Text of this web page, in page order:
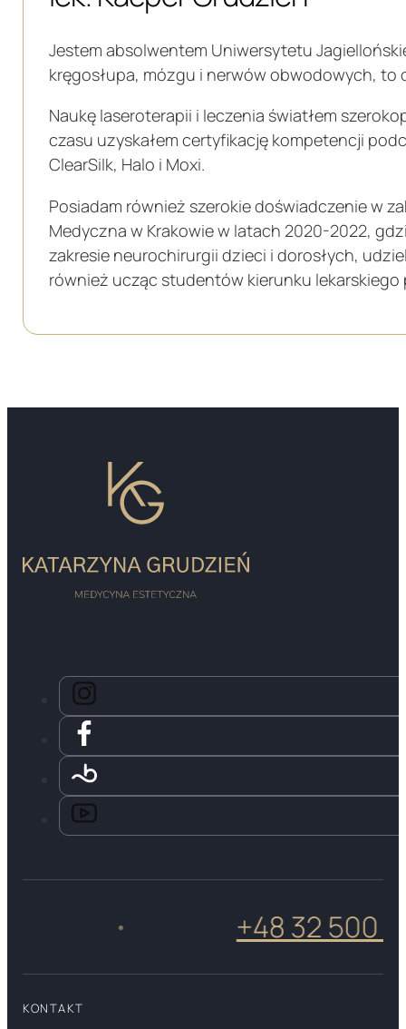
Jestem absolwentem Uniwersytetu
kręgosłupa, mózgu i nerwów obwodowych, to
Naukę laseroterapii i leczenia światłem
czasu uzyskałem certyfikację kompetencji
ClearSilk, Halo i Moxi.
Posiadam również szerokie doświadczenie w
Medyczna w Krakowie w latach 2020-2022,
zakresie neurochirurgii dzieci i dorosłych,
również ucząc studentów kierunku
+48 32 500 50
KONTAKT